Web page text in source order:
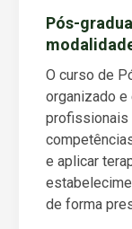
Pós-
O curso de
organizado e
profissionais
e aplicar
de forma